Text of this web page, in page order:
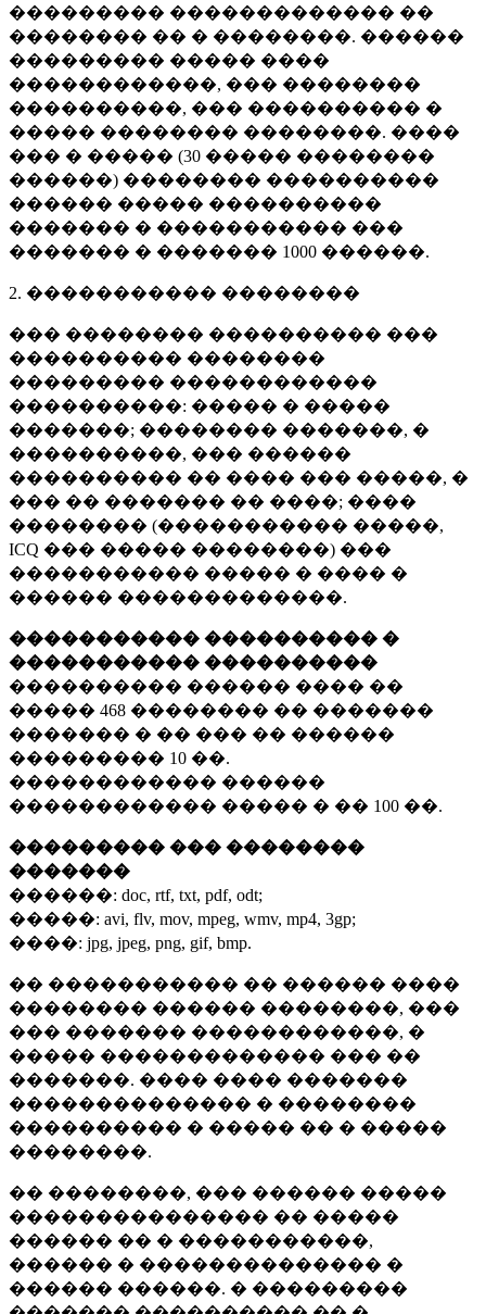
��������� ������������� ��
�������� �� � ��������. ������
��������� ����� ����
������������, ��� ��������
����������, ��� ���������� �
����� �������� ��������. ����
��� � ����� (30 ����� ��������
������) �������� ����������
������ ����� ����������
������� � ����������� ���
������� � ������� 1000 ������.
2. ����������� ��������
��� �������� ���������� ���
���������� ��������
��������� ������������
����������: ����� � �����
�������; �������� �������, �
����������, ��� ������
���������� �� ���� ��� �����, �
��� �� ������� �� ����; ����
�������� (����������� �����,
ICQ ��� ����� ��������) ���
����������� ����� � ���� �
������ �������������.
����������� ���������� �
����������� ����������
���������� ������ ���� ��
����� 468 �������� �� �������
������� � �� ��� �� ������
��������� 10 ��.
������������ ������
������������ ����� � �� 100 ��.
��������� ��� ��������
�������
������: doc, rtf, txt, pdf, odt;
�����: avi, flv, mov, mpeg, wmv, mp4, 3gp;
����: jpg, jpeg, png, gif, bmp.
�� ����������� �� ������ ����
�������� ������ ��������, ���
��� ������� ������������, �
����� ������������� ��� ��
�������. ���� ���� �������
�������������� � ��������
���������� � ����� �� � �����
��������.
�� ��������, ��� ������ �����
��������������� �� �����
������ �� � �����������,
������ � �������������� �
������ ������. � ���������